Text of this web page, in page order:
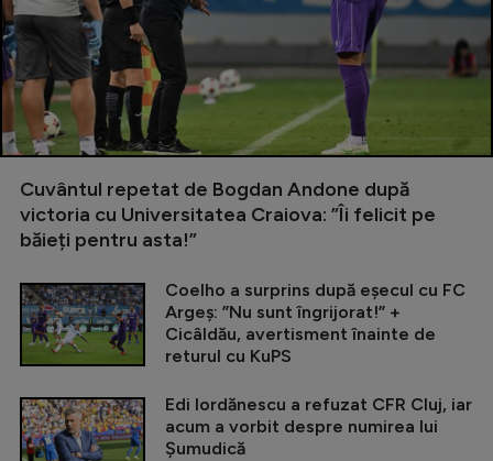
Cuvântul repetat de Bogdan Andone după
victoria cu Universitatea Craiova: ”Îi felicit pe
băieți pentru asta!”
Coelho a surprins după eșecul cu FC
Argeș: ”Nu sunt îngrijorat!” +
Cicâldău, avertisment înainte de
returul cu KuPS
Edi Iordănescu a refuzat CFR Cluj, iar
acum a vorbit despre numirea lui
Șumudică